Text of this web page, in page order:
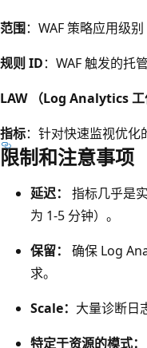
范围：WAF 策略应用级
规则 ID：WAF 触发的托
LAW （Log Analytics 工
指标：针对快速监视优化
限制和注意事项
延迟：
指标几乎是
为 1-5 分钟）。
保留：
确保 Log
求。
Scale： 大量诊断日
特定于资源的模式：